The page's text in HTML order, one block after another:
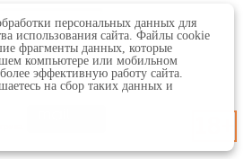
персональных данных для
использования сайта. Файлы cookie
фрагменты данных, которые
компьютере или мобильном
эффективную работу сайта.
на сбор таких данных и